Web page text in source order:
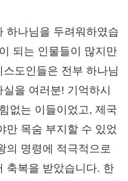
하나님을 두려워하였습
되는 인물들이 많지만
도인들은 전부 하나님
을 여러분! 기억하시
없는 이들이었고, 제국
만 목숨 부지할 수 있었
의 명령에 적극적으로
축복을 받았습니다. 한